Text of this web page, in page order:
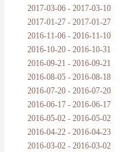
2017-03-06 - 2017-03-10
2017-01-27 - 2017-01-27
2016-11-06 - 2016-11-10
2016-10-20 - 2016-10-31
2016-09-21 - 2016-09-21
2016-08-05 - 2016-08-18
2016-07-20 - 2016-07-20
2016-06-17 - 2016-06-17
2016-05-02 - 2016-05-02
2016-04-22 - 2016-04-23
2016-03-02 - 2016-03-02